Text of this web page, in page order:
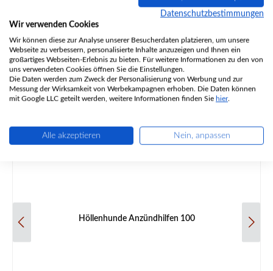
Details
Höllenhunde Anzündhilfen 100
Datenschutzbestimmungen
Wir verwenden Cookies
Wir können diese zur Analyse unserer Besucherdaten platzieren, um unsere
Webseite zu verbessern, personalisierte Inhalte anzuzeigen und Ihnen ein
großartiges Webseiten-Erlebnis zu bieten. Für weitere Informationen zu den von
uns verwendeten Cookies öffnen Sie die Einstellungen.
Die Daten werden zum Zweck der Personalisierung von Werbung und zur
Messung der Wirksamkeit von Werbekampagnen erhoben. Die Daten können
mit Google LLC geteilt werden, weitere Informationen finden Sie hier.
Alle akzeptieren Nein, anpassen